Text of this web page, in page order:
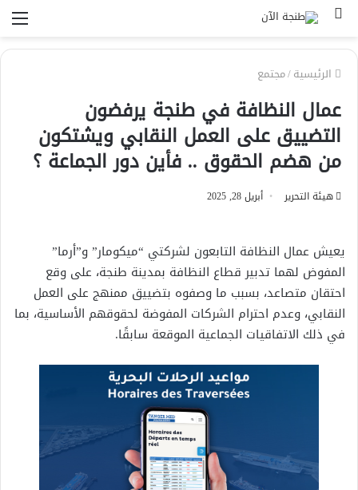
بحث
الرئيسية/مجتمع
عمال النظافة في طنجة يرفضون
التضييق على العمل النقابي ويشتكون
من هضم الحقوق .. فأين دور الجماعة ؟
هيئة التحرير أبريل 28, 2025
يعيش عمال النظافة التابعون لشركتي “ميكومار” و”أرما”
المفوض لهما تدبير قطاع النظافة بمدينة طنجة، على وقع
احتقان متصاعد، بسبب ما وصفوه بتضييق ممنهج على العمل
النقابي، وعدم احترام الشركات المفوضة لحقوقهم الأساسية، بما
في ذلك الاتفاقيات الجماعية الموقعة سابقًا.